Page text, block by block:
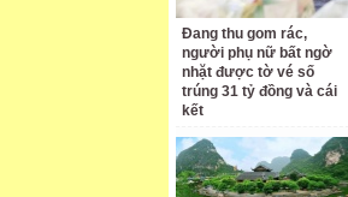
Đang thu gom rác,
người phụ nữ bất ngờ
nhặt được tờ vé số
trúng 31 tỷ đồng và cái
kết